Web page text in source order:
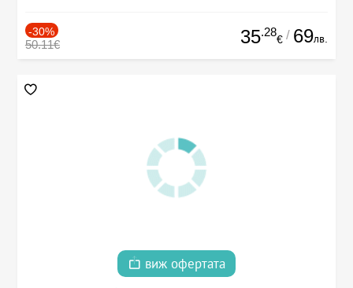
-30%
50.11€ 35.28
€ / 69лв.
виж офертата